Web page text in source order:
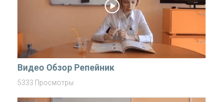
Видео Обзор Репейник
5333 Просмотры